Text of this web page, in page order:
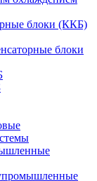
блоки (ККБ)
блоки